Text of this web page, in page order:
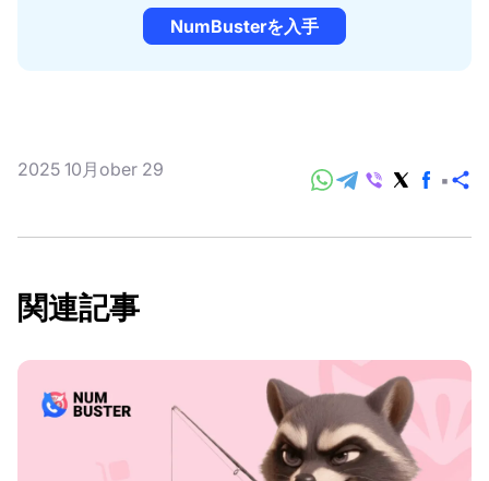
NumBusterを入手
2025 10月ober 29
関連記事